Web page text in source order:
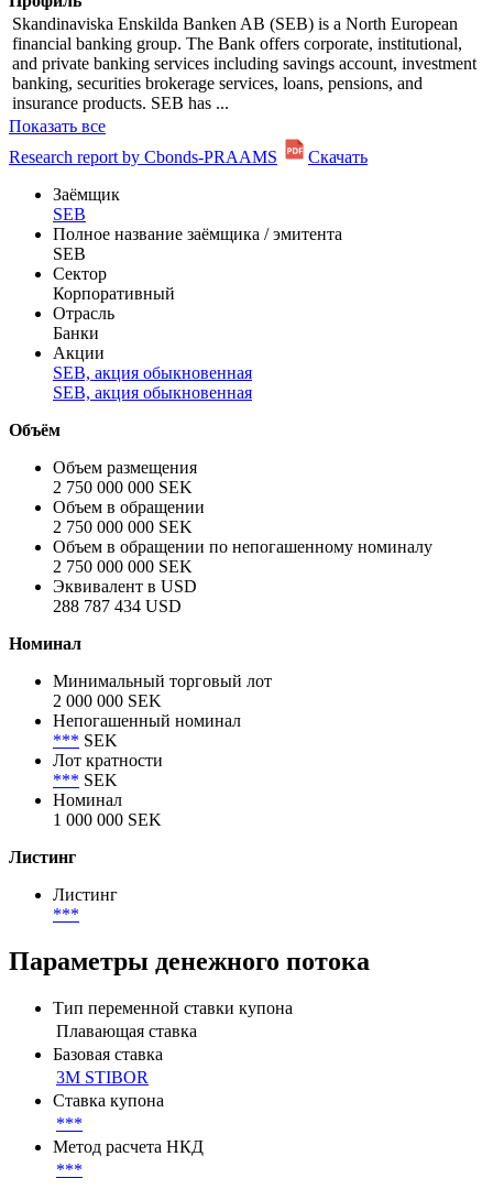
Skandinaviska Enskilda Banken AB (SEB) is a North European
financial banking group. The Bank offers corporate, institutional,
and private banking services including savings account, investment
banking, securities brokerage services, loans, pensions, and
insurance products. SEB has ...
Показать все
Research report by Cbonds-PRAAMS
Скачать
Заёмщик
SEB
Полное название заёмщика / эмитента
SEB
Сектор
Корпоративный
Отрасль
Банки
Акции
SEB, акция обыкновенная
SEB, акция обыкновенная
Объём
Объем размещения
2 750 000 000 SEK
Объем в обращении
2 750 000 000 SEK
Объем в обращении по непогашенному номиналу
2 750 000 000 SEK
Эквивалент в USD
288 787 434 USD
Номинал
Минимальный торговый лот
2 000 000 SEK
Непогашенный номинал
*** SEK
Лот кратности
*** SEK
Номинал
1 000 000 SEK
Листинг
Листинг
***
Параметры денежного потока
Тип переменной ставки купона
Плавающая ставка
Базовая ставка
3M STIBOR
Ставка купона
***
Метод расчета НКД
***